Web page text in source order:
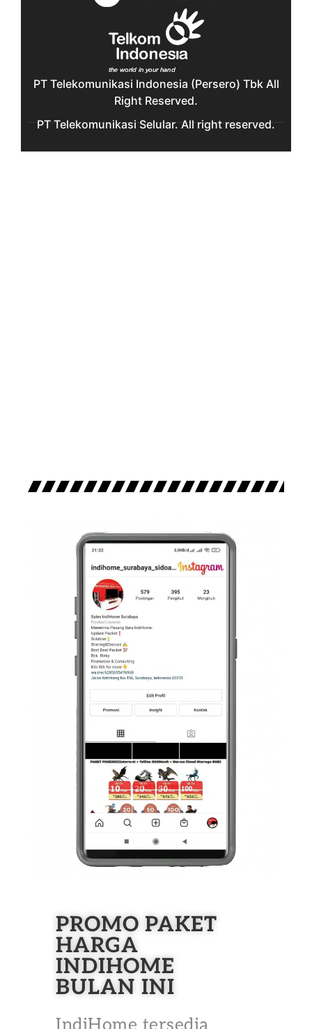
PT Telekomunikasi Indonesia (Persero) Tbk All
Right Reserved.
PT Telekomunikasi Selular. All right reserved.
PROMO PAKET
HARGA
INDIHOME
BULAN INI